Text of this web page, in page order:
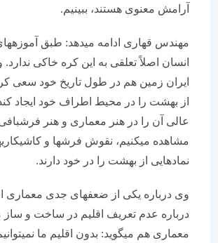
آرامش معنوی هستند، ببینیم.
مهندس قهاری ادامه می‏دهد: طبق آموزه‏های
انسان اصلاً تعلقی به این كره خاكی ندارد. و در
ایران زمین هم در طول تاریخ خود سعی كردند
از بهشت را در محیط اطراف خود ایجاد كند كه
عالی آن را در هنر معماری و هنر فرشبافی تمدن
مشاهده می‏كنیم، نقوش فرش‏ها و كاشی‏كاریهای
نمادهایی از بهشت را در خود دارند.
وی درباره یكی از ضعف‏های جدی معماری اخیر
درباره عدم تعریف اقلیم در ساخت و ساز
معماری هم می‏گوید: بدون اقلیم ما نمی‏توانیم